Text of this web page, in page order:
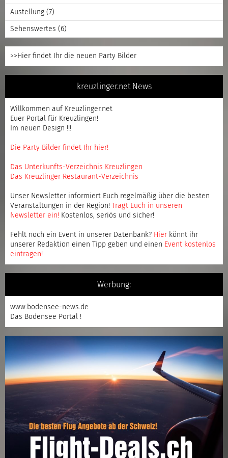
Austellung (7)
Sehenswertes (6)
>>Hier findet Ihr die neuen Party Bilder
kreuzlinger.net News
Willkommen auf Kreuzlinger.net
Euer Portal für Kreuzlingen!
Im neuen Design !!!
Die Party Bilder findet Ihr hier!
Das Unterkunfts-Verzeichnis Kreuzlingen
Das Kreuzlinger Restaurant-Verzeichnis
Unser Newsletter informiert Euch regelmäßig über die besten
Veranstaltungen in der Region!
Tragt Euch in unseren
Newsletter ein! Kostenlos, seriös und sicher!
Fehlt noch ein Event in unserer Datenbank? Hier könnt ihr
unserer Redaktion einen Tipp geben und einen Event kostenlos
eintragen!
Werbung:
www.bodensee-news.de
Das Bodensee Portal !